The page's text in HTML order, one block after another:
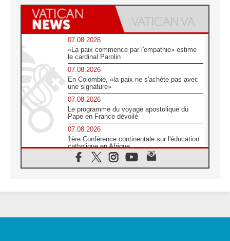
07.08.2026
«La paix commence par l'empathie» estime
le cardinal Parolin
07.08.2026
En Colombie, «la paix ne s'achète pas avec
une signature»
07.08.2026
Le programme du voyage apostolique du
Pape en France dévoilé
07.08.2026
1ère Conférence continentale sur l'éducation
catholique en Afrique
07.08.2026
Un logo symbolique pour la venue du Pape
07.08.2026